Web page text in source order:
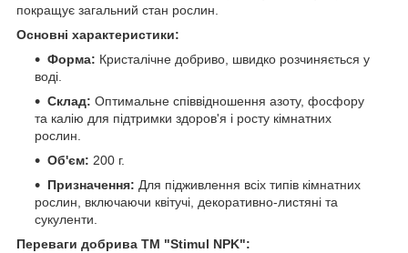
покращує загальний стан рослин.
Основні характеристики:
Форма: Кристалічне добриво, швидко розчиняється у
воді.
Склад: Оптимальне співвідношення азоту, фосфору
та калію для підтримки здоров'я і росту кімнатних
рослин.
Об'єм: 200 г.
Призначення: Для підживлення всіх типів кімнатних
рослин, включаючи квітучі, декоративно-листяні та
сукуленти.
Переваги добрива ТМ "Stimul NPK":